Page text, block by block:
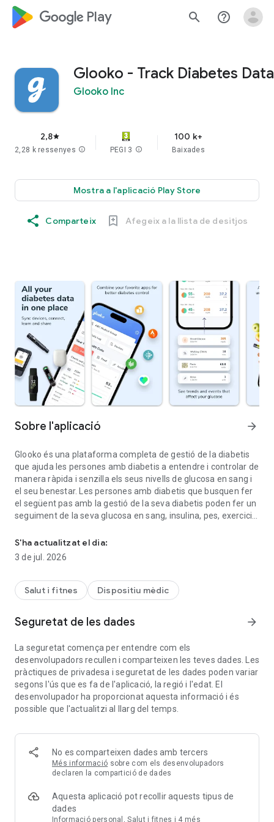
google_logo Play search help_outline
Glooko - Track Diabetes Data
Glooko Inc
2,8star
2,28 k ressenyes info PEGI 3 info
100 k+
Baixades
Mostra a l'aplicació Play Store
Comparteix Afegeix a la llista de desitjos
Sobre l'aplicació arrow_forward
Glooko és una plataforma completa de gestió de la diabetis
que ajuda les persones amb diabetis a entendre i controlar de
manera ràpida i senzilla els seus nivells de glucosa en sang i
el seu benestar. Les persones amb diabetis que busquen fer
el següent pas amb la gestió de la seva diabetis poden fer un
seguiment de la seva glucosa en sang, insulina, pes, exercici,
més informades sobre la seva salut. Dissenyada per millorar
la relació entre les persones amb diabetis i els seus
proveïdors d'atenció mèdica, l'aplicació mòbil gratuïta i
col·laborar de forma remota amb els seus equips d'atenció
entre visites, identificar tendències, compartir informes i
relacionades en una sola aplicació.
La plataforma Glooko, clínicament provada, sincronitza dades
de més de 200 dispositius de control de la diabetis i la salut,
inclosos els mesuradors de glucosa en sang (BGM), les
bombes d'insulina, els monitors continus de glucosa (CGM),
les bàscules intel·ligents, les aplicacions de fitness i els
rastrejadors d'activitat. Les dades de salut es poden
aplicacions de control de la diabetis i la salut de tercers, o
introduir-se manualment. Per obtenir una llista completa dels
dispositius i aplicacions compatibles, visiteu
www.glooko.com/compatibility.
CARACTERÍSTIQUES POPULARS:
S'ha actualitzat el dia:
3 de jul. 2026
Salut i fitnes Dispositiu mèdic
Seguretat de les dades arrow_forward
La seguretat comença per entendre com els
desenvolupadors recullen i comparteixen les teves dades. Les
pràctiques de privadesa i seguretat de les dades poden variar
segons l'ús que es fa de l'aplicació, la regió i l'edat. El
desenvolupador ha proporcionat aquesta informació i és
possible que l'actualitzi al llarg del temps.
No es comparteixen dades amb tercers
Més informació sobre com els desenvolupadors
declaren la compartició de dades
Aquesta aplicació pot recollir aquests tipus de
dades
Informació personal, Salut i fitnes i 4 més